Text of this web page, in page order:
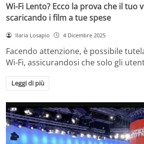
Wi-Fi Lento? Ecco la prova che il tuo
scaricando i film a tue spese
Ilaria Losapio 4 Dicembre 2025
Facendo attenzione, è possibile
Wi-Fi, assicurandosi che solo gli
Leggi di più